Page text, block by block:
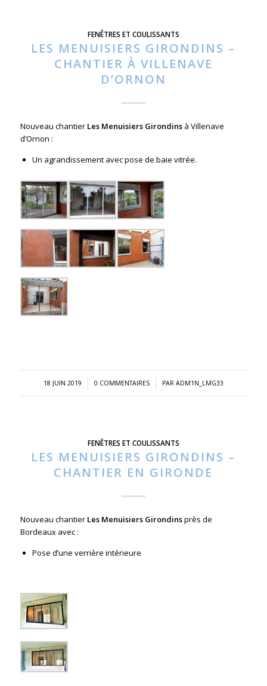
FENÊTRES ET COULISSANTS
LES MENUISIERS GIRONDINS –
CHANTIER À VILLENAVE
D’ORNON
Nouveau chantier Les Menuisiers Girondinsà Villenave
d’Ornon :
Un agrandissement avec pose de baie vitrée.
18 JUIN 2019
/ 0 COMMENTAIRES
/ PAR ADM1N_LMG33
FENÊTRES ET COULISSANTS
LES MENUISIERS GIRONDINS –
CHANTIER EN GIRONDE
Nouveau chantier Les Menuisiers Girondinsprès de
Bordeaux avec :
Pose d’une verrière intérieure